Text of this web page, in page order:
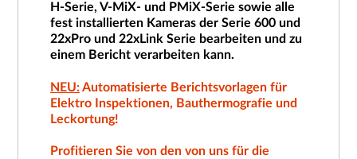
H-Serie, V-MiX- und PMiX-Serie sowie alle
fest installierten Kameras der Serie 600 und
22xPro und 22xLink Serie bearbeiten und zu
einem Bericht verarbeiten kann.
NEU:Automatisierte Berichtsvorlagen für
Elektro Inspektionen, Bauthermografie und
Leckortung!
Profitieren Sie von den von uns für die